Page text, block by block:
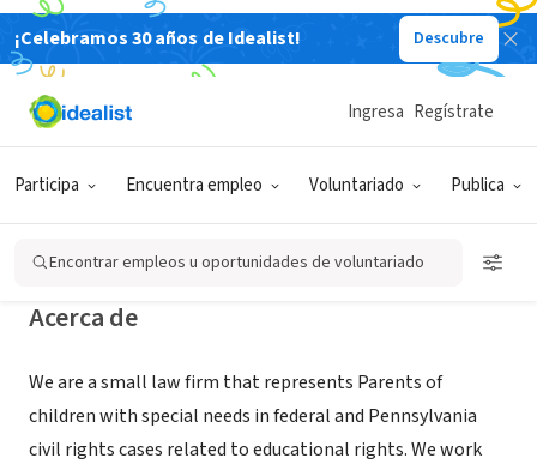
¡Celebramos 30 años de Idealist! Descubre
Participa Encuentra empleo Voluntariado Publica
Ingresa Regístrate
Encontrar empleos u oportunidades de voluntariado
Batchis Nestle & Reimann LLC - The
Special Education Law Group
Bala Cynwyd, PA|specialedlawgroup.com/
Acerca de
We are a small law firm that represents Parents of
children with special needs in federal and Pennsylvania
civil rights cases related to educational rights. We work